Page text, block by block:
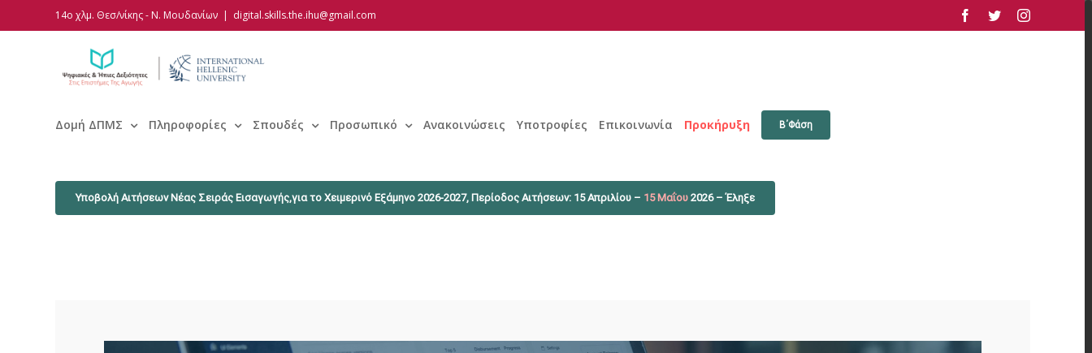
to
14ο χλμ. Θεσ/νίκης - Ν. Μουδανίων | digital.skills.the.ihu@gmail.com facebook
twitterinstagram
Δομή ΔΠΜΣ Πληροφορίες Σπουδές Προσωπικό Ανακοινώσεις Υποτροφίες Επικοινωνία Προκήρυξη Β΄Φάση
Υποβολή Αιτήσεων Νέας Σειράς Εισαγωγής,για το Χειμερινό Εξάμηνο 2026-2027, Περίοδος Αιτήσεων: 15 Απριλίου – 15 Μαΐου2026 – Έληξε